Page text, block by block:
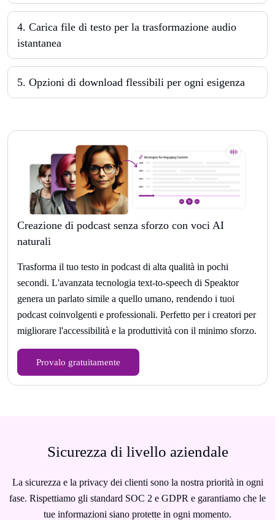
4. Carica file di testo per la trasformazione audio
istantanea
5. Opzioni di download flessibili per ogni esigenza
Creazione di podcast senza sforzo con voci AI
naturali
Trasforma il tuo testo in podcast di alta qualità in pochi
secondi. L'avanzata tecnologia text-to-speech di Speaktor
genera un parlato simile a quello umano, rendendo i tuoi
podcast coinvolgenti e professionali. Perfetto per i creatori per
migliorare l'accessibilità e la produttività con il minimo sforzo.
Provalo gratuitamente
Sicurezza di livello aziendale
La sicurezza e la privacy dei clienti sono la nostra priorità in ogni
fase. Rispettiamo gli standard SOC 2 e GDPR e garantiamo che le
tue informazioni siano protette in ogni momento.